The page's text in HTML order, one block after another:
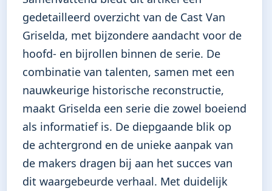
gedetailleerd overzicht van de Cast Van
Griselda, met bijzondere aandacht voor de
hoofd- en bijrollen binnen de serie. De
combinatie van talenten, samen met een
nauwkeurige historische reconstructie,
maakt Griselda een serie die zowel boeiend
als informatief is. De diepgaande blik op
de achtergrond en de unieke aanpak van
de makers dragen bij aan het succes van
dit waargebeurde verhaal. Met duidelijk